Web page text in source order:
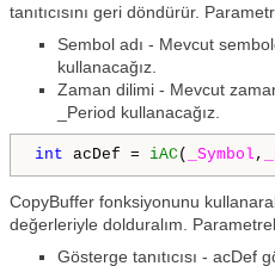
tanıtıcısını geri döndürür.
Sembol adı - Mevcut
kullanacağız.
Zaman dilimi - Mevcut
_Period kullanacağız.
int acDef = iAC ( _Symbol ,
CopyBuffer fonksiyonunu
değerleriyle dolduralım.
Gösterge tanıtıcısı - acDef